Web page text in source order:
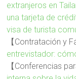
extranjeros en
una tarjeta de
visa de turista
【Contratación y
entrevistador:
【Conferencias